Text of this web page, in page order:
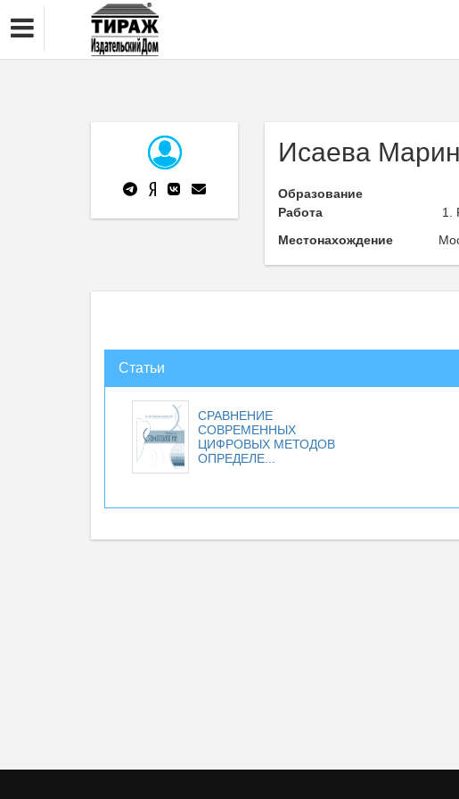
Исаева
Образование
Работа
Местонахождение
Статьи
СРАВНЕНИЕ
СОВРЕМЕННЫХ
ЦИФРОВЫХ МЕТОДОВ
ОПРЕДЕЛЕ...